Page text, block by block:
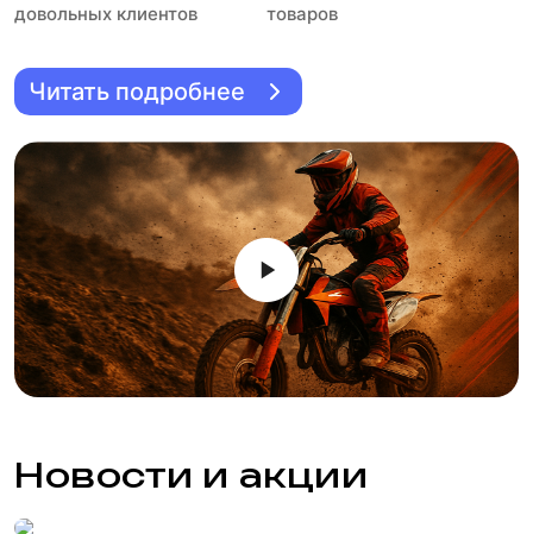
довольных клиентов товаров
Читать подробнее
Новости и акции